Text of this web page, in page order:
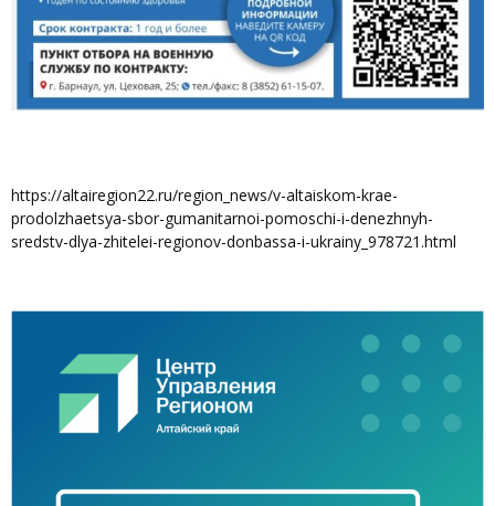
https://altairegion22.ru/region_news/v-altaiskom-krae-
prodolzhaetsya-sbor-gumanitarnoi-pomoschi-i-denezhnyh-
sredstv-dlya-zhitelei-regionov-donbassa-i-ukrainy_978721.html